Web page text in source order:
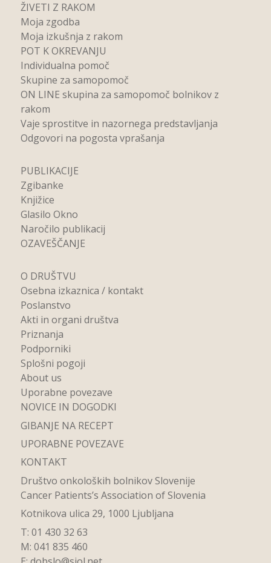
ŽIVETI Z RAKOM
Moja zgodba
Moja izkušnja z rakom
POT K OKREVANJU
Individualna pomoč
Skupine za samopomoč
ON LINE skupina za samopomoč bolnikov z
rakom
Vaje sprostitve in nazornega predstavljanja
Odgovori na pogosta vprašanja
PUBLIKACIJE
Zgibanke
Knjižice
Glasilo Okno
Naročilo publikacij
OZAVEŠČANJE
O DRUŠTVU
Osebna izkaznica / kontakt
Poslanstvo
Akti in organi društva
Priznanja
Podporniki
Splošni pogoji
About us
Uporabne povezave
NOVICE IN DOGODKI
GIBANJE NA RECEPT
UPORABNE POVEZAVE
KONTAKT
Društvo onkoloških bolnikov Slovenije
Cancer Patients’s Association of Slovenia
Kotnikova ulica 29, 1000 Ljubljana
T: 01 430 32 63
M: 041 835 460